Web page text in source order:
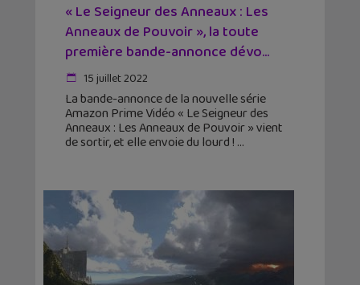
« Le Seigneur des Anneaux : Les
Anneaux de Pouvoir », la toute
première bande-annonce dévo...
15 juillet 2022
La bande-annonce de la nouvelle série
Amazon Prime Vidéo « Le Seigneur des
Anneaux : Les Anneaux de Pouvoir » vient
de sortir, et elle envoie du lourd !